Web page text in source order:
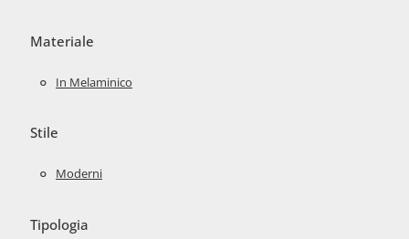
Materiale
In Melaminico
Stile
Moderni
Tipologia